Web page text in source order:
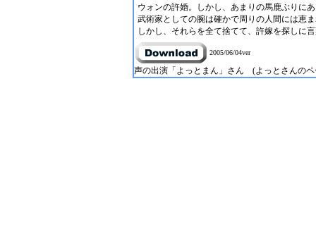
ウォンの許婚。しかし、あまりの馬鹿ぶりに
武術家としての腕は確かで周りの人間には恵
しかし、それらを全て捨てて、許嫁を探しに
2005/06/04ver
声の出演「よっとまん」さん (よっとさんのペ